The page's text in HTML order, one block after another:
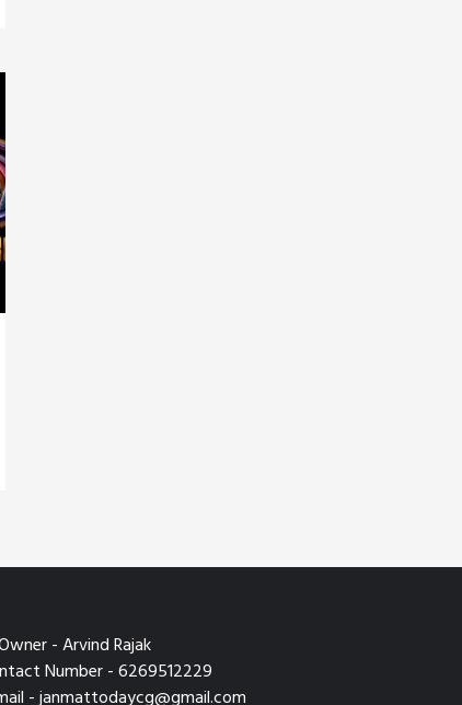
- Arvind Rajak
Number - 6269512229
- janmattodaycg@gmail.com